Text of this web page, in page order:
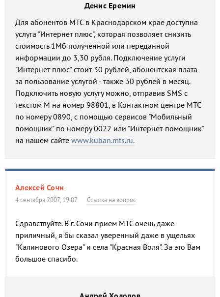
Денис Еремин
Для абонентов МТС в Краснодарском крае доступна
услуга "Интернет плюс", которая позволяет снизить
стоимость 1Мб полученной или переданной
информации до 3,30 рубля. Подключение услуги
"Интернет плюс" стоит 30 рублей, абонентская плата
за пользование услугой - также 30 рублей в месяц.
Подключить новую услугу можно, отправив SMS с
текстом М на номер 98801, в Контактном центре МТС
по номеру 0890, с помощью сервисов "Мобильный
помощник" по номеру 0022 или "Интернет-помощник"
на нашем сайте www.kuban.mts.ru.
Алексей Сочи
4 сентября 2007, 19:07 Ссылка на вопрос
Сдравствуйте. В г. Сочи прием МТС очень даже
приличный, я бы сказал уверенный даже в ущельях
"Калинового Озера" и села "Красная Воля". За это Вам
большое спасибо.